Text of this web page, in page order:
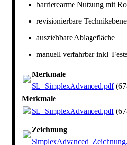
barrierearme Nutzung mit
revisionierbare Technikebene
ausziehbare Ablagefläche
manuell verfahrbar inkl.
Merkmale
SL_SimplexAdvanced.pdf
Merkmale
SL_SimplexAdvanced.pdf
Zeichnung